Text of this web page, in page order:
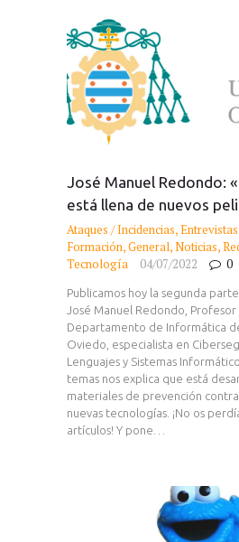
José Manuel Redondo:
está llena de nuevos
Ataques / Incidencias,Entrevistas
Formación,General,Noticias,
Tecnología
04/07/2022 0
Publicamos hoy la segunda
José Manuel Redondo, Profesor
Departamento de Informática
Oviedo, especialista en
Lenguajes y Sistemas
temas nos explica que está
materiales de prevención
nuevas tecnologías. ¡No os
artículos! Y pone…